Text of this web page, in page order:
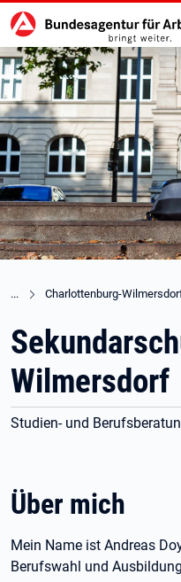
zu den Hauptinhalten
Charlottenburg-
Wilmersdorf
Studien- und
Über mich
Mein Name ist Andreas
Berufswahl und